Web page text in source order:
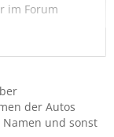
im Forum
2026
E-Tech
der Autos
und sonst